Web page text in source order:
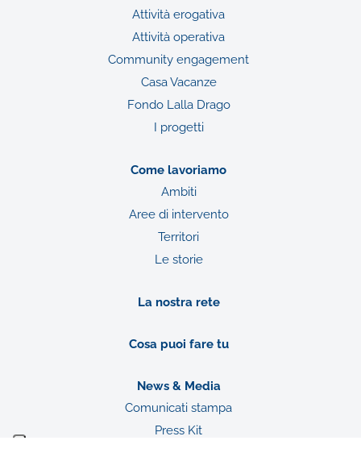
Attività erogativa
Attività operativa
Community engagement
Casa Vacanze
Fondo Lalla Drago
I progetti
Come lavoriamo
Ambiti
Aree di intervento
Territori
Le storie
La nostra rete
Cosa puoi fare tu
News & Media
Comunicati stampa
Press Kit